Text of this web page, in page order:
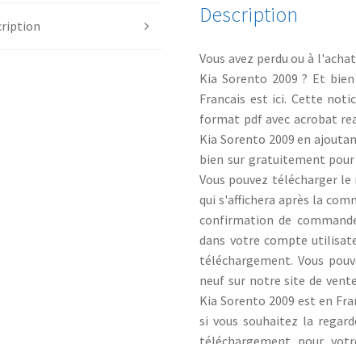
Description
Vous avez perdu ou à
Kia Sorento 2009 ? Et
Francais est ici. Cette
format pdf avec acrobat
Kia Sorento 2009 en
bien sur gratuitement
Vous pouvez télécharger
qui s'affichera après la
confirmation de
dans votre compte
téléchargement. Vous
neuf sur notre site de
Kia Sorento 2009 est en
si vous souhaitez la
téléchargement pour